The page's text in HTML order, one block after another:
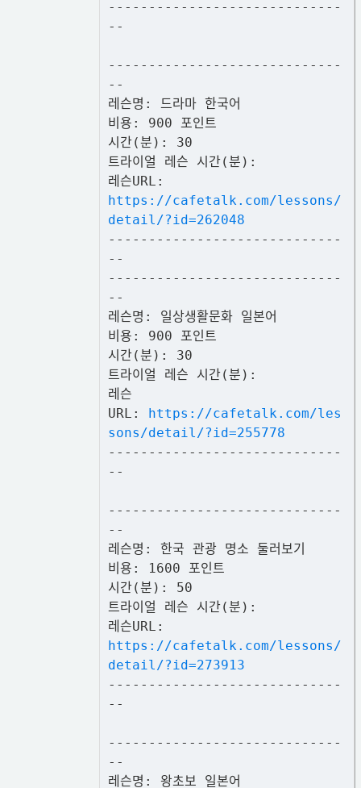
-----------------------------
--
-----------------------------
--
레슨명: 드라마 한국어
비용: 900 포인트
시간(분): 30
트라이얼 레슨 시간(분):
레슨URL:
https://cafetalk.com/lessons/
detail/?id=262048
-----------------------------
--
-----------------------------
--
레슨명: 일상생활문화 일본어
비용: 900 포인트
시간(분): 30
트라이얼 레슨 시간(분):
레슨
URL: https://cafetalk.com/les
sons/detail/?id=255778
-----------------------------
--
-----------------------------
--
레슨명: 한국 관광 명소 둘러보기
비용: 1600 포인트
시간(분): 50
트라이얼 레슨 시간(분):
레슨URL:
https://cafetalk.com/lessons/
detail/?id=273913
-----------------------------
--
-----------------------------
--
레슨명: 왕초보 일본어